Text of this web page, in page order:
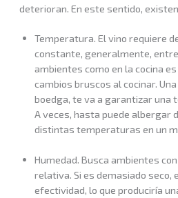
deterioran. En este sentido,
Temperatura. El vino requiere
constante, generalmente, entre
ambientes como en la cocina
cambios bruscos al cocinar.
boedga, te va a garantizar una
A veces, hasta puede albergar
distintas temperaturas en un
Humedad. Busca ambientes
relativa. Si es demasiado seco,
efectividad, lo que produciría